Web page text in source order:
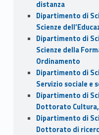
distanza
Dipartimento di
Scienze
Dipartimento di
Scienze della
Ordinamento
Dipartimento di
Servizio sociale e
Dipartimento di
Dottorato Cultura,
Dipartimento di
Dottorato di